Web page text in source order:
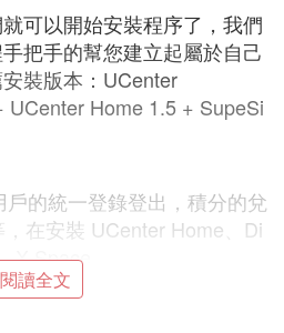
可以開始安裝程序了，我們
把手的幫您建立起屬於自己
裝版本：UCenter
UCenter Home 1.5 + SupeSi
戶的統一登錄登出，積分的兌
在安裝 UCenter Home、Di
X-Space
裝 UCenter。本教程講解的即
閱讀全文